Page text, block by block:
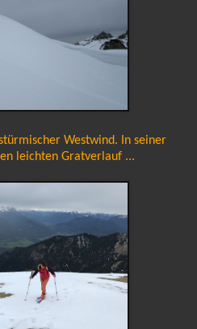
Westwind. In seiner
leichten Gratverlauf ...